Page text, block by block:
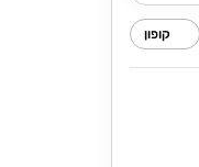
קופון